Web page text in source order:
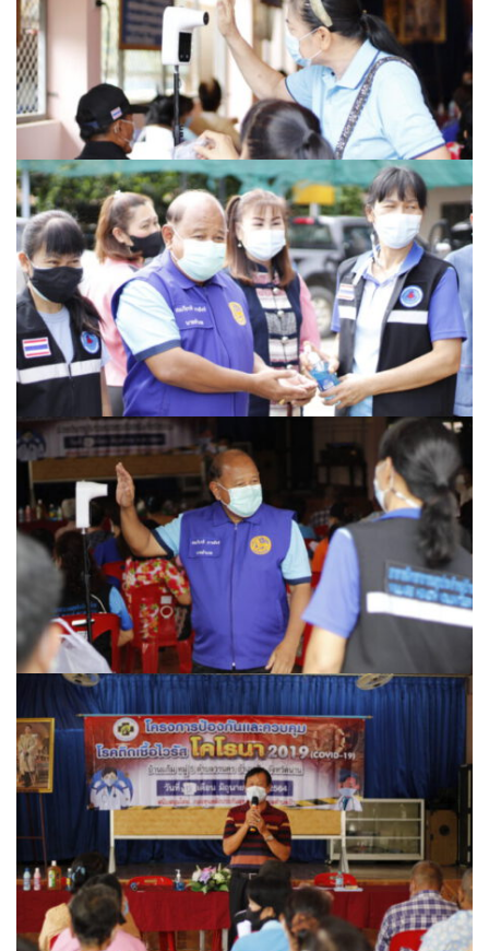
หน่วยตรวจสอบภายใน
ปภัสสรา
ผู้บริหารเทศบาล
มังกี้ชา สาขาปัว
ร้องเรียนทุจริต
ร้านของฝากที่ระลึก
ของฝากฮักปัว
บริษัท ดอยซิลเวอร์ แฟคตอรี่ จำกัด
บ้านสมุนไพรไอริณจินดา
ร้านของฝากเมิงโป
ไอแอมล้านนา
ร้านอาหาร
Little La Cuisine
Seed คอฟฟี่ & บาร์
ก๋วยเตี๋ยวบ้านสวน
ก๋วยเตี๋ยวเครื่องในหมู
ก๋วยเตี๋ยวไข่หวาน@ปัว
กำไรข้าวต้มโต้รุ่ง
ครัวต้นตาลเลิศรส